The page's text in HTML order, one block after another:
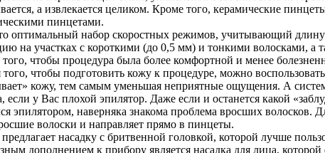
а извлекается целиком. Кроме того, керамические
пинцетами.
оптимальный набор скоростных режимов, учитывающий
на участках с короткими (до 0,5 мм) и тонкими волосками,
чтобы процедура была более комфортной и менее
того, чтобы подготовить кожу к процедуре, можно
кожу, тем самым уменьшая неприятные ощущения. А
у Вас плохой эпилятор. Даже если и останется какой
эпилятором, наверняка знакома проблема вросших
волоски и направляет прямо в пинцеты.
насадку с бритвенной головкой, которой лучше
дополнением к прибору является насадка для лица,